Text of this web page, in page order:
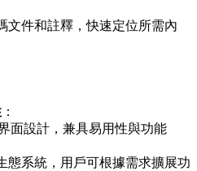
文件和註釋，快速定位所需內
：
面設計，兼具易用性與功能
態系統，用戶可根據需求擴展功